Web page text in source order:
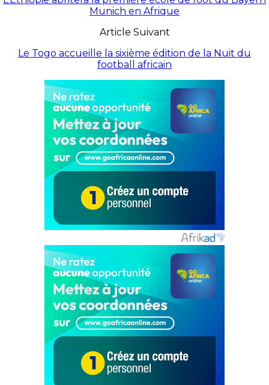
Munich en Afrique
Article Suivant
Le Togo accueille la sixième édition de la Nuit du
football africain